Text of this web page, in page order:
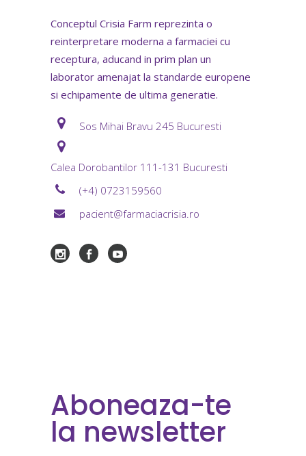
Conceptul Crisia Farm reprezinta o
reinterpretare moderna a farmaciei cu
receptura, aducand in prim plan un
laborator amenajat la standarde europene
si echipamente de ultima generatie.
Sos Mihai Bravu 245 Bucuresti
Calea Dorobantilor 111-131 Bucuresti
(+4) 0723159560
pacient@farmaciacrisia.ro
Aboneaza-te
la newsletter